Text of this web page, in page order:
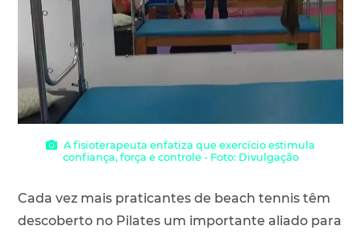
A fisioterapeuta enfatiza que exercício estimula
confiança, força e controle - Foto: Divulgação
Cada vez mais praticantes de beach tennis têm
descoberto no Pilates um importante aliado para